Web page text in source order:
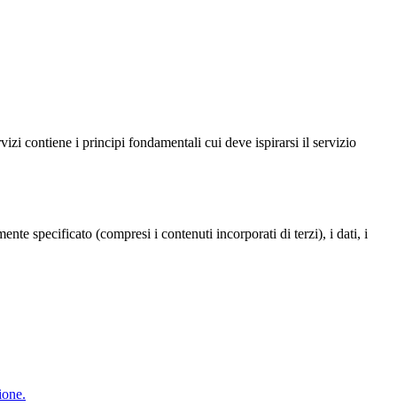
contiene i principi fondamentali cui deve ispirarsi il servizio
specificato (compresi i contenuti incorporati di terzi), i dati, i